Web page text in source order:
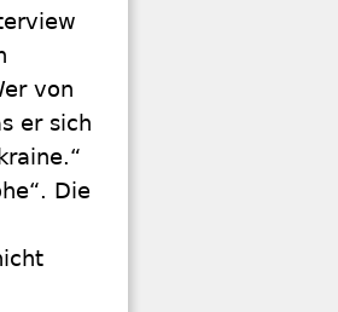
von
er sich
Die